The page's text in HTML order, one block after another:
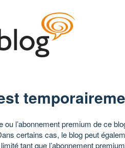
ou l’abonnement premium de ce
certains cas, le blog peut
tant que l’abonnement